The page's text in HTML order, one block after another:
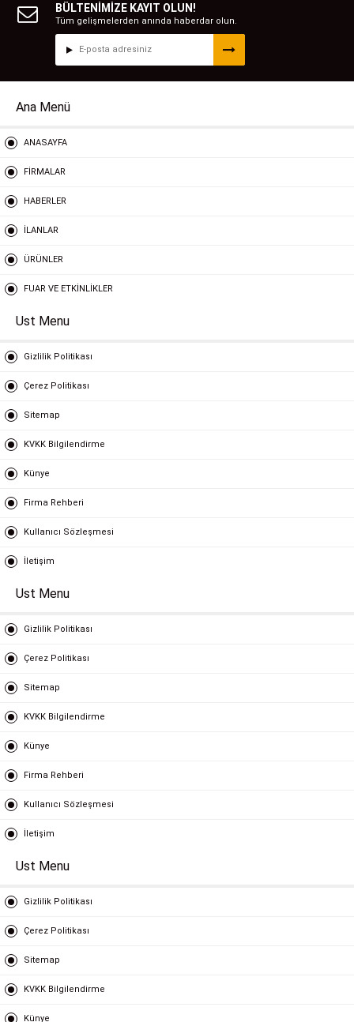
BÜLTENİMİZE KAYIT OLUN!
Tüm gelişmelerden anında haberdar olun.
Ana Menü
ANASAYFA
FİRMALAR
HABERLER
İLANLAR
ÜRÜNLER
FUAR VE ETKİNLİKLER
Ust Menu
Gizlilik Politikası
Çerez Politikası
Sitemap
KVKK Bilgilendirme
Künye
Firma Rehberi
Kullanıcı Sözleşmesi
İletişim
Ust Menu
Gizlilik Politikası
Çerez Politikası
Sitemap
KVKK Bilgilendirme
Künye
Firma Rehberi
Kullanıcı Sözleşmesi
İletişim
Ust Menu
Gizlilik Politikası
Çerez Politikası
Sitemap
KVKK Bilgilendirme
Künye